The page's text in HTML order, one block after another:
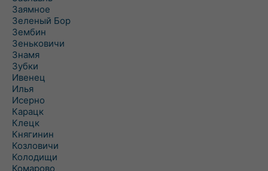
Заямное
Зеленый Бор
Зембин
Зеньковичи
Знамя
Зубки
Ивенец
Илья
Исерно
Карацк
Клецк
Княгинин
Козловичи
Колодищи
Комарово